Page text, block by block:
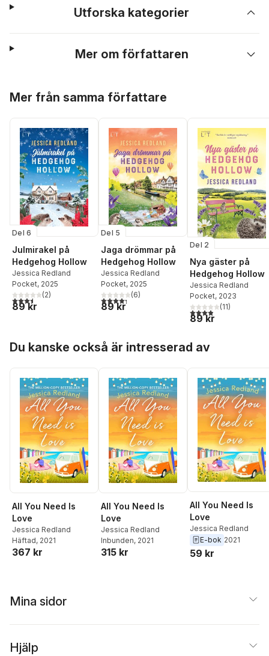
Utforska kategorier
Mer om författaren
Mer från samma författare
Del 6
Julmirakel på
Hedgehog Hollow
Jessica Redland
Pocket, 2025
3,5utav 5 stjärnor. Totalt antal röster:
(2)
89 kr
Del 5
Jaga drömmar på
Hedgehog Hollow
Jessica Redland
Pocket, 2025
4,3utav 5 stjärnor. Totalt antal röster:
(6)
89 kr
Del 2
Nya gäster på
Hedgehog Hollow
Jessica Redland
Pocket, 2023
3,9utav 5 stjärnor.
(11)
89 kr
Du kanske också är intresserad av
All You Need Is
Love
Jessica Redland
Häftad, 2021
367 kr
All You Need Is
Love
Jessica Redland
Inbunden, 2021
315 kr
All You Need Is
Love
Jessica Redland
E-bok 2021
59 kr
Mina sidor
Hjälp